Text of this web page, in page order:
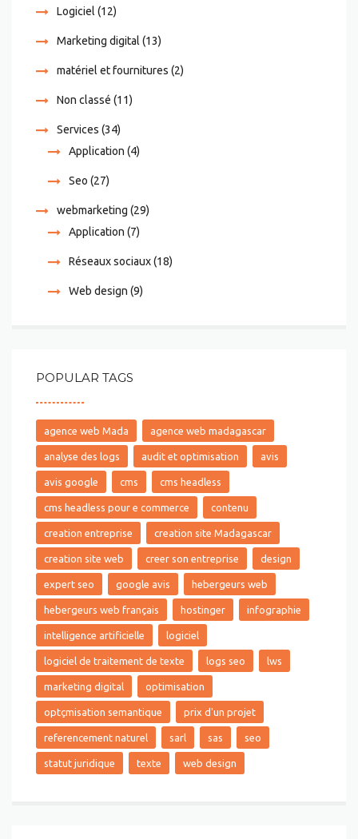
Logiciel (12)
Marketing digital (13)
matériel et fournitures (2)
Non classé (11)
Services (34)
Application (4)
Seo (27)
webmarketing (29)
Application (7)
Réseaux sociaux(18)
Web design (9)
POPULAR TAGS
agence web Mada agence web madagascar
analyse des logs audit et optimisation avis
avis google cms cms headless
cms headless pour e commerce contenu
creation entreprise creation site Madagascar
creation site web creer son entreprise design
expert seo google avis hebergeurs web
hebergeurs web français hostinger infographie
intelligence artificielle logiciel
logiciel de traitement de texte logs seo lws
marketing digital optimisation
optçmisation semantique prix d'un projet
referencement naturel sarl sas seo
statut juridique texte web design